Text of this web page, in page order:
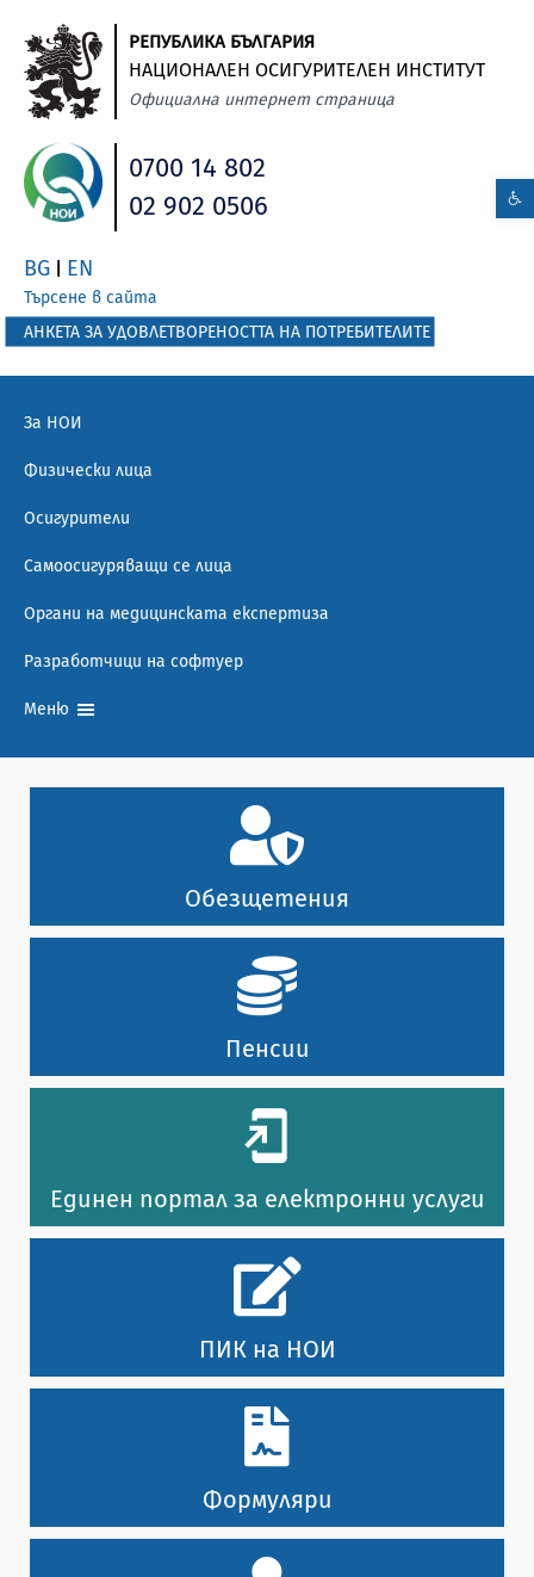
РЕПУБЛИКА БЪЛГАРИЯ
НАЦИОНАЛЕН ОСИГУРИТЕЛЕН ИНСТИТУТ
Официална интернет страница
0700 14 802
02 902 0506
BG EN
Търсене в сайта
АНКЕТА ЗА УДОВЛЕТВОРЕНОСТТА НА ПОТРЕБИТЕЛИТЕ
За НОИ
Физически лица
Осигурители
Самоосигуряващи се лица
Органи на медицинската експертиза
Разработчици на софтуер
Меню
Обезщетения
Пенсии
Единен портал за електронни услуги
ПИК на НОИ
Формуляри